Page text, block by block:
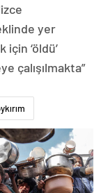
yer
‘öldü’
çalışılmakta”